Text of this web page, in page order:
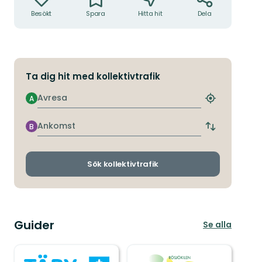
Besökt Spara Hitta hit Dela
Ta dig hit med kollektivtrafik
Avresa
A
Hitta
hållplats
Ankomst
B
Byt
och
Sök kollektivtrafik
Guider Se alla